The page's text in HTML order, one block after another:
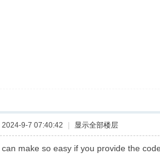
2024-9-7 07:40:42 显示全部楼层
make so easy if you provide the